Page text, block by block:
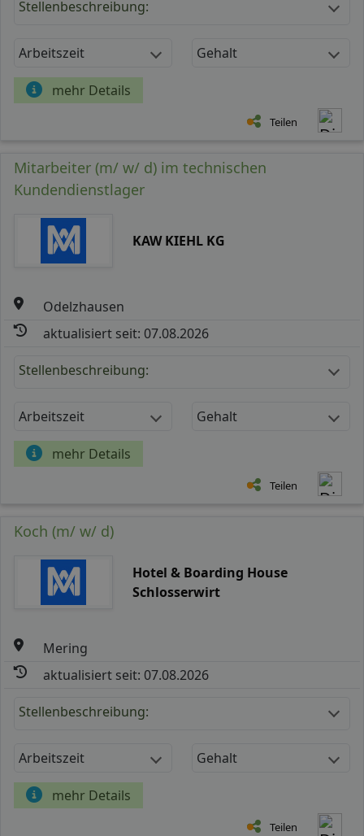
Stellenbeschreibung:
Arbeitszeit Gehalt
mehr Details
Teilen
Mitarbeiter (m/ w/ d) im technischen
Kundendienstlager
KAW KIEHL KG
Odelzhausen
aktualisiert seit: 07.08.2026
Stellenbeschreibung:
Arbeitszeit Gehalt
mehr Details
Teilen
Koch (m/ w/ d)
Hotel & Boarding House
Schlosserwirt
Mering
aktualisiert seit: 07.08.2026
Stellenbeschreibung:
Arbeitszeit Gehalt
mehr Details
Teilen